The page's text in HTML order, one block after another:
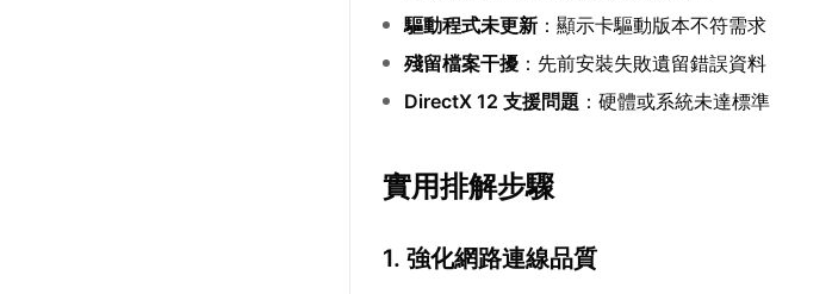
驅動程式未更新 ：顯示卡驅動版本不符需求
殘留檔案干擾 ：先前安裝失敗遺留錯誤資料
DirectX 12 支援問題 ：硬體或系統未達標準
實用排解步驟
1. 強化網路連線品質